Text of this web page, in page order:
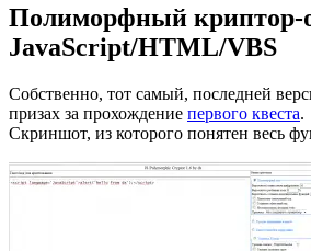
Полиморфный криптор-
JavaScript/HTML/VBS
Собственно, тот самый, последней
призах за прохождение первого квеста.
Скриншот, из которого понятен весь